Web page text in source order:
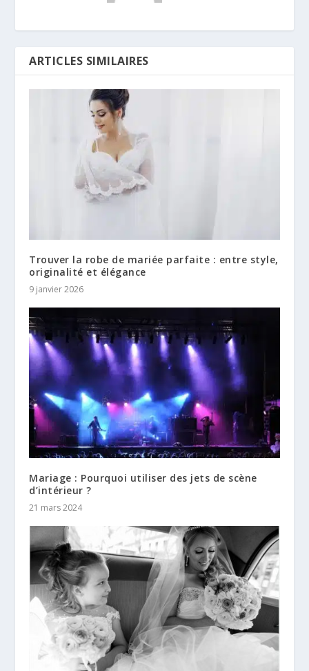
ARTICLES SIMILAIRES
Trouver la robe de mariée parfaite : entre style,
originalité et élégance
9 janvier 2026
Mariage : Pourquoi utiliser des jets de scène
d’intérieur ?
21 mars 2024